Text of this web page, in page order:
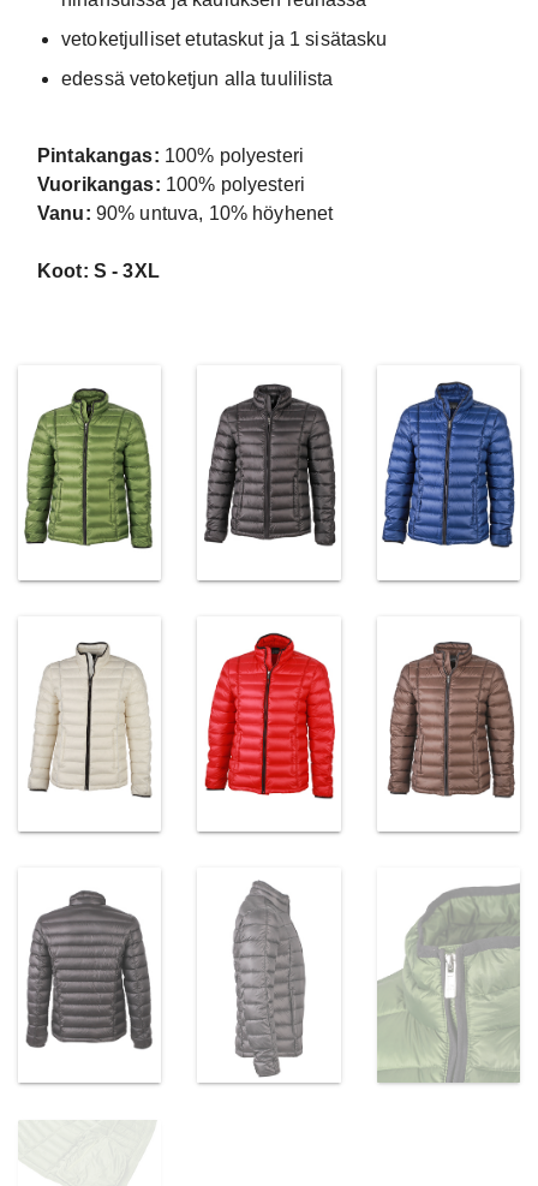
vetoketjulliset etutaskut ja 1 sisätasku
edessä vetoketjun alla tuulilista
Pintakangas: 100% polyesteri
Vuorikangas: 100% polyesteri
Vanu: 90% untuva, 10% höyhenet
Koot: S - 3XL